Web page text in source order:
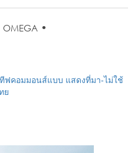
OMEGA •
คอมมอนส์แบบ แสดงที่มา-ไม่ใช้
ย